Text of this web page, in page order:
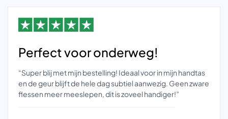
Perfect voor onderweg!
“Super blij met mijn bestelling! Ideaal voor in mijn handtas
en de geur blijft de hele dag subtiel aanwezig. Geen zware
flessen meer meeslepen, dit is zoveel handiger!”